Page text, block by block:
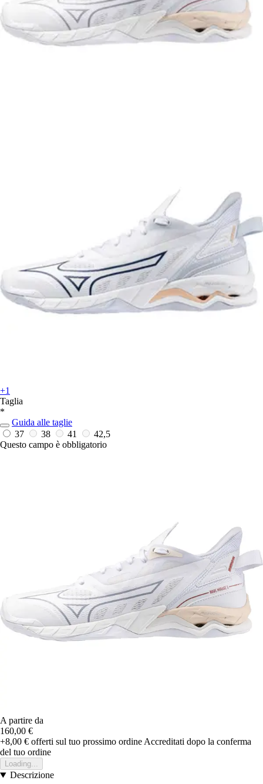
+1
Taglia
*
Guida alle taglie
37
38 41
42,5
Questo campo è obbligatorio
A partire da
160,00 €
+8,00 € offerti sul tuo prossimo ordine Accreditati dopo la conferma
del tuo ordine
Loading...
Descrizione